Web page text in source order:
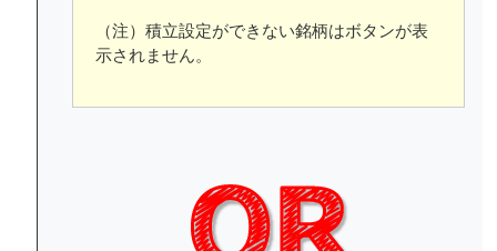
（注）積立設定ができない銘柄はボタンが表
示されません。